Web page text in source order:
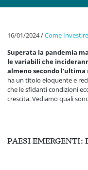
16/01/2024/Come Investire
Superata la pandemia
le variabili che
almeno secondo l’ultima
ha un titolo eloquente e
che le sfidanti condizioni
crescita. Vediamo quali
PAESI EMERGENTI: